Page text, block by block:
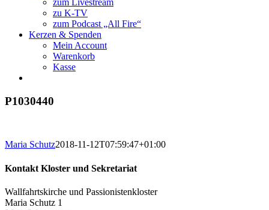
zum Livestream
zu K-TV
zum Podcast „All Fire“
Kerzen & Spenden
Mein Account
Warenkorb
Kasse
P1030440
Maria Schutz2018-11-12T07:59:47+01:00
Kontakt Kloster und Sekretariat
Wallfahrtskirche und Passionistenkloster
Maria Schutz 1